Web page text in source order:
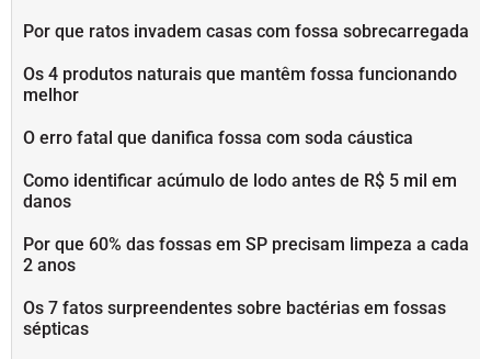
Por que ratos invadem casas com fossa sobrecarregada
Os 4 produtos naturais que mantêm fossa funcionando
melhor
O erro fatal que danifica fossa com soda cáustica
Como identificar acúmulo de lodo antes de R$ 5 mil em
danos
Por que 60% das fossas em SP precisam limpeza a cada
2 anos
Os 7 fatos surpreendentes sobre bactérias em fossas
sépticas